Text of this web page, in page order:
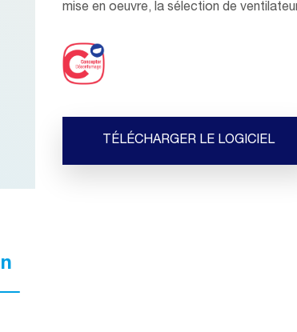
mise en oeuvre, la sélection de
TÉLÉCHARGER LE LOGICIEL